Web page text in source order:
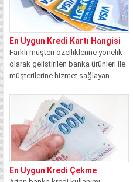
En Uygun Kredi Kartı Hangisi
Farklı müşteri özelliklerine yönelik
olarak geliştirilen banka ürünleri ile
müşterilerine hizmet sağlayan
bankalar kişilere yapacakları...
En Uygun Kredi Çekme